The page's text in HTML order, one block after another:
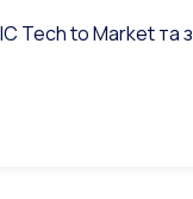
Tech to Market та